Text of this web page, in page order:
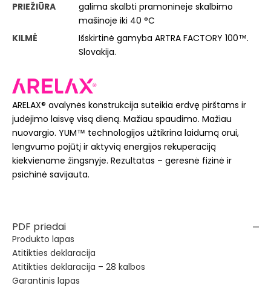
PRIEŽIŪRA
galima skalbti pramoninėje skalbimo
mašinoje iki 40 °C
KILMĖ
Išskirtinė gamyba ARTRA FACTORY 100™.
Slovakija.
ARELAX® avalynės konstrukcija suteikia erdvę pirštams ir
judėjimo laisvę visą dieną. Mažiau spaudimo. Mažiau
nuovargio. YUM™ technologijos užtikrina laidumą orui,
lengvumo pojūtį ir aktyvią energijos rekuperaciją
kiekviename žingsnyje. Rezultatas – geresnė fizinė ir
psichinė savijauta.
PDF priedai
Produkto lapas
Atitikties deklaracija
Atitikties deklaracija – 28 kalbos
Garantinis lapas